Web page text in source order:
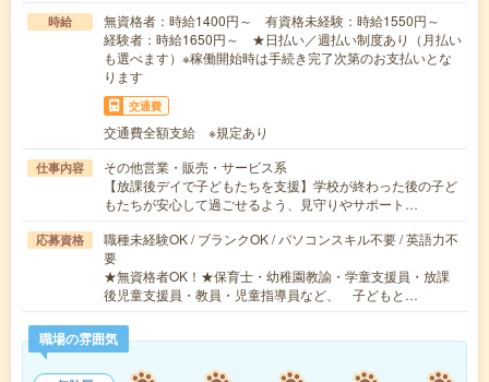
時給
無資格者：時給1400円～ 有資格未経験：時給1550円～
経験者：時給1650円～ ★日払い／週払い制度あり（月払い
も選べます）※稼働開始時は手続き完了次第のお支払いとな
ります
交通費
交通費全額支給 ※規定あり
仕事内容
その他営業・販売・サービス系
【放課後デイで子どもたちを支援】学校が終わった後の子ど
もたちが安心して過ごせるよう、見守りやサポート…
応募資格
職種未経験OK / ブランクOK / パソコンスキル不要 / 英語力不
要
★無資格者OK！★保育士・幼稚園教諭・学童支援員・放課
後児童支援員・教員・児童指導員など、 子どもと…
職場の雰囲気